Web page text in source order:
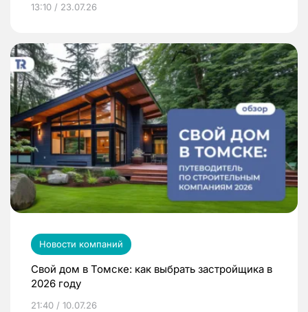
13:10 / 23.07.26
Новости компаний
Свой дом в Томске: как выбрать застройщика в
2026 году
21:40 / 10.07.26